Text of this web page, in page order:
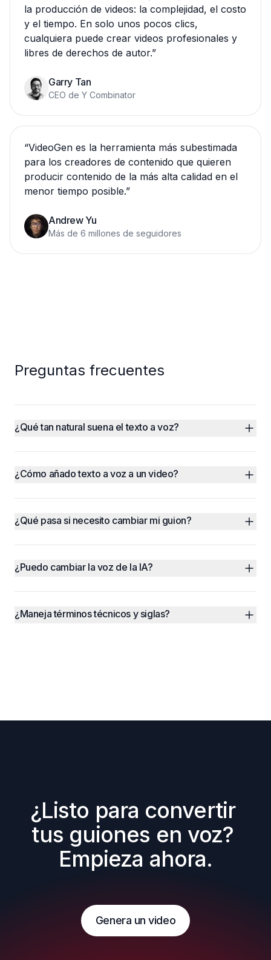
la producción de videos: la complejidad, el costo
y el tiempo. En solo unos pocos clics,
cualquiera puede crear videos profesionales y
libres de derechos de autor.”
Garry Tan
CEO de Y Combinator
“VideoGen es la herramienta más subestimada
para los creadores de contenido que quieren
producir contenido de la más alta calidad en el
menor tiempo posible.”
Andrew Yu
Más de 6 millones de seguidores
Preguntas frecuentes
¿Qué tan natural suena el texto a voz?
¿Cómo añado texto a voz a un video?
¿Qué pasa si necesito cambiar mi guion?
¿Puedo cambiar la voz de la IA?
¿Maneja términos técnicos y siglas?
¿Listo para convertir
tus guiones en voz?
Empieza ahora.
Genera un video